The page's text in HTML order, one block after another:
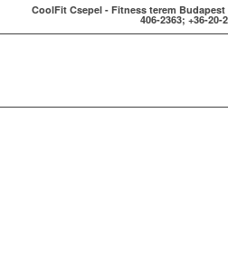
CoolFit Csepel - Fitness terem Budapest
406-2363; +36-20-